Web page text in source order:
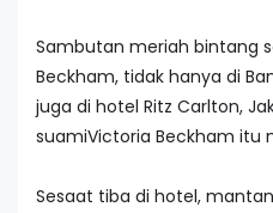
Sambutan meriah bintang
Beckham, tidak hanya di
juga di hotel Ritz Carlton,
suamiVictoria Beckham itu
Sesaat tiba di hotel,